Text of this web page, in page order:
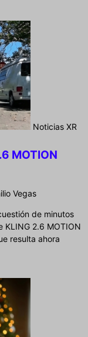
Noticias XR
MOTION
Vegas
de minutos
2.6 MOTION
resulta ahora